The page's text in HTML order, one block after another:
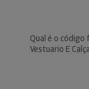
Qual é o código
Vestuario E